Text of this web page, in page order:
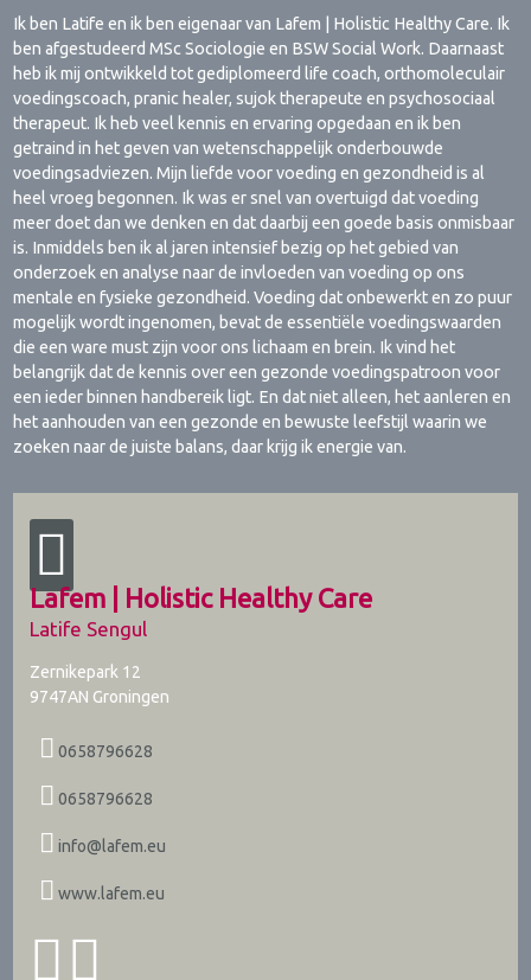
Ik ben Latife en ik ben eigenaar van Lafem | Holistic Healthy Care. Ik
ben afgestudeerd MSc Sociologie en BSW Social Work. Daarnaast
heb ik mij ontwikkeld tot gediplomeerd life coach, orthomoleculair
voedingscoach, pranic healer, sujok therapeute en psychosociaal
therapeut. Ik heb veel kennis en ervaring opgedaan en ik ben
getraind in het geven van wetenschappelijk onderbouwde
voedingsadviezen. Mijn liefde voor voeding en gezondheid is al
heel vroeg begonnen. Ik was er snel van overtuigd dat voeding
meer doet dan we denken en dat daarbij een goede basis onmisbaar
is. Inmiddels ben ik al jaren intensief bezig op het gebied van
onderzoek en analyse naar de invloeden van voeding op ons
mentale en fysieke gezondheid. Voeding dat onbewerkt en zo puur
mogelijk wordt ingenomen, bevat de essentiële voedingswaarden
die een ware must zijn voor ons lichaam en brein. Ik vind het
belangrijk dat de kennis over een gezonde voedingspatroon voor
een ieder binnen handbereik ligt. En dat niet alleen, het aanleren en
het aanhouden van een gezonde en bewuste leefstijl waarin we
zoeken naar de juiste balans, daar krijg ik energie van.
Lafem | Holistic Healthy Care
Latife Sengul
Zernikepark 12
9747AN Groningen
0658796628
0658796628
info@lafem.eu
www.lafem.eu